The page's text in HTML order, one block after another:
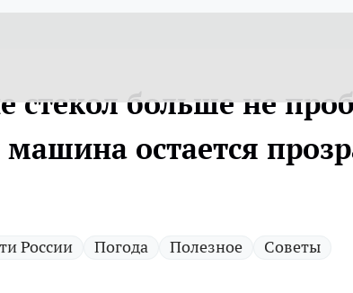
стекол больше не
остается
России Погода Полезное Советы